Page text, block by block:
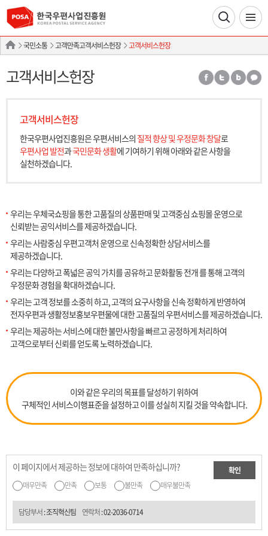
국민소통 고객만족고객서비스헌장 고객서비스헌장
고객서비스헌장
고객서비스헌장
한국우편사업진흥원은 우편서비스의 질적 향상 및 우정문화 창달로
우편사업 발전과국민문화 생활에 기여하기 위해아래와 같은 사항을
실천하겠습니다.
우리는 우체국쇼핑을 통한 고품질의 상품판매 및 고객중심 쇼핑몰 운영으로
신뢰받는 공익서비스를 제공하겠습니다.
우리는 사람중심 우편고객처 운영으로 신속정확한 상담서비스를
제공하겠습니다.
우리는 다양하고 폭넓은 공익 가치를 공유하고 문화활동 전개 를 통해 고객의
우정문화 경험을 확대하겠습니다.
우리는 고객 정보를 소중히 하고, 고객의 요구사항을 신속 정확하게 반영하여
전자우편과 생활정보홍보우편물에 대한 고품질의 우편서비스를 제공하겠습니다.
우리는 제공하는 서비스에 대한 불만사항을 빠르고 공정하게 처리하여
고객으로부터 신뢰를 얻도록 노력하겠습니다.
이와 같은 우리의 목표를 달성하기 위하여
구체적인 서비스이행표준을 설정하고 이를 성실히 지킬 것을 약속합니다.
이 페이지에서 제공하는 정보에 대하여 만족하십니까?
매우만족 만족 보통 불만족 매우불만족
확인
담당부서: 조직혁신팀 연락처:02-2036-0714